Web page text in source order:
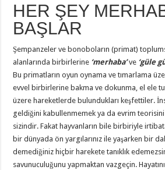
HER ŞEY
BAŞLAR
Şempanzeler ve bonoboların (primat)
alanlarında birbirlerine ‘merhaba’ve ‘güle
Bu primatların oyun oynama ve tımarlama
evvel birbirlerine bakma ve dokunma, el ele
üzere hareketlerde bulundukları keşfettiler.
geldiğini kabullenmemek ya da evrim teorisini
sizindir. Fakat hayvanların bile birbiriyle
bir dünyada ön yargılarınız ile yaşarken bir
demediğiniz hiçbir harekete tanıklık
savunuculuğunu yapmaktan vazgeçin.